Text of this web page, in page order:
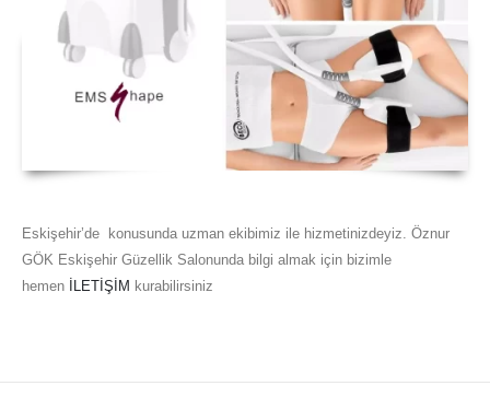
Eskişehir’de konusunda uzman ekibimiz ile hizmetinizdeyiz. Öznur
GÖK Eskişehir Güzellik Salonunda bilgi almak için bizimle
hemen
İLETİŞİM kurabilirsiniz